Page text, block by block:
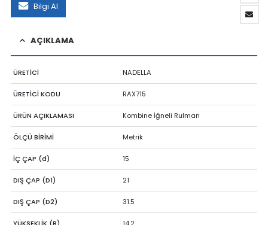
Bilgi Al
AÇIKLAMA
ÜRETİCİ NADELLA
ÜRETİCİ KODU RAX715
ÜRÜN AÇIKLAMASI Kombine İğneli Rulman
ÖLÇÜ BİRİMİ Metrik
İÇ ÇAP (d) 15
DIŞ ÇAP (D1) 21
DIŞ ÇAP (D2) 31.5